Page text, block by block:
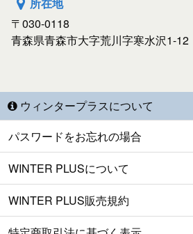
〒030-0118
青森県青森市大字荒川字寒水沢1-12
ウィンタープラスについて
パスワードをお忘れの場合
WINTER PLUSについて
WINTER PLUS販売規約